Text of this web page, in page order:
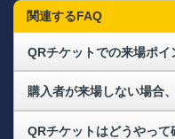
関連するFAQ
QRチケットでの来場ポイ
QRチケットはどうやって